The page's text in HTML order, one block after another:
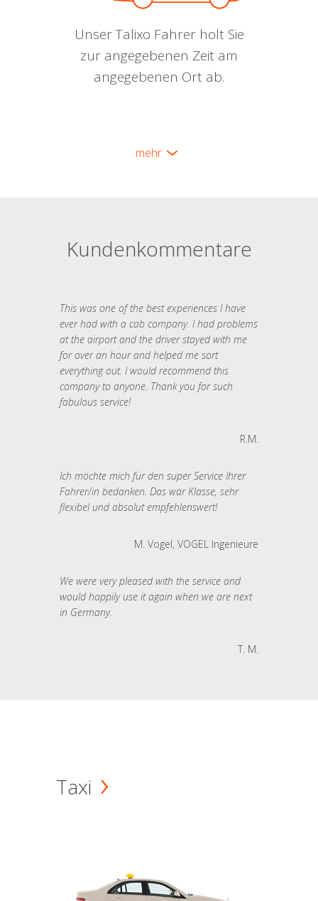
Unser Talixo Fahrer holt Sie
zur angegebenen Zeit am
angegebenen Ort ab.
mehr
Kundenkommentare
This was one of the best experiences I have
ever had with a cab company. I had problems
at the airport and the driver stayed with me
for over an hour and helped me sort
everything out. I would recommend this
company to anyone. Thank you for such
fabulous service!
R.M.
Ich möchte mich für den super Service Ihrer
Fahrer/in bedanken. Das war Klasse, sehr
flexibel und absolut empfehlenswert!
M. Vogel, VOGEL Ingenieure
We were very pleased with the service and
would happily use it again when we are next
in Germany.
T. M.
Taxi